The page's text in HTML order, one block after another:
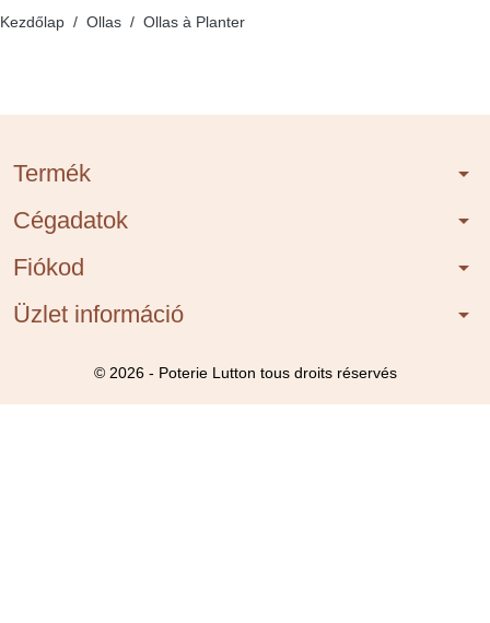
Kezdőlap Ollas Ollas à Planter
Termék arrow_drop_down
Cégadatok arrow_drop_down
Fiókod arrow_drop_down
Üzlet információ arrow_drop_down
© 2026 - Poterie Lutton tous droits réservés